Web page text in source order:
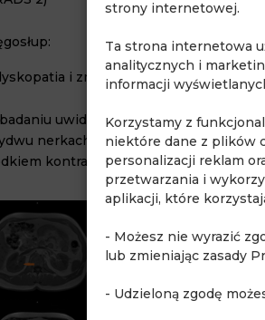
strony internetowej.
Ta strona internetowa
analitycznych i
informacji
Korzystamy z
niektóre dane z plików
personalizacji reklam
przetwarzania i
aplikacji, które
- Możesz nie wyrazić
lub zmieniając zasady
- Udzieloną zgodę
i zmiany zwyrodnieniowe
uwidoczniono podejrzane,
nerkach. Pacjent został
kontrastującym, które